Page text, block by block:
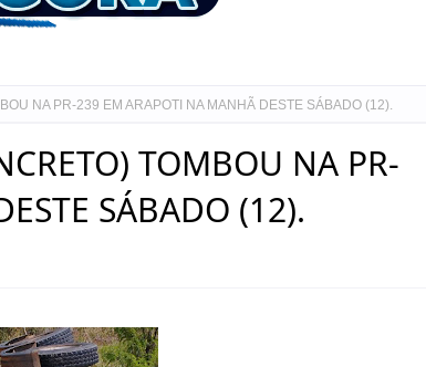
NA PR-239 EM ARAPOTI NA MANHÃ DESTE SÁBADO (12).
TOMBOU NA PR-
SÁBADO (12).